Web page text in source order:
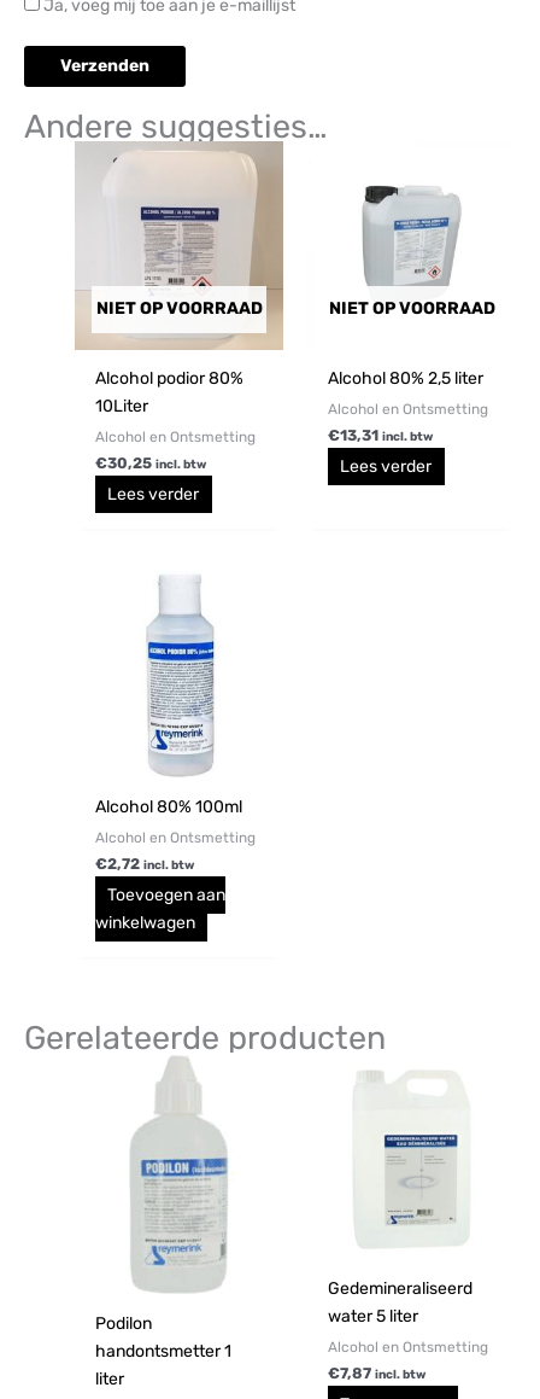
Ja, voeg mij toe aan je e-maillijst
Andere suggesties…
NIET OP VOORRAAD
Alcohol podior 80%
10Liter
Alcohol en Ontsmetting
€30,25 incl. btw
Lees verder
NIET OP VOORRAAD
Alcohol 80% 2,5 liter
Alcohol en Ontsmetting
€13,31 incl. btw
Lees verder
Alcohol 80% 100ml
Alcohol en Ontsmetting
€2,72 incl. btw
Toevoegen aan
winkelwagen
Gerelateerde producten
Podilon
handontsmetter 1
liter
Gedemineraliseerd
water 5 liter
Alcohol en Ontsmetting
€7,87 incl. btw